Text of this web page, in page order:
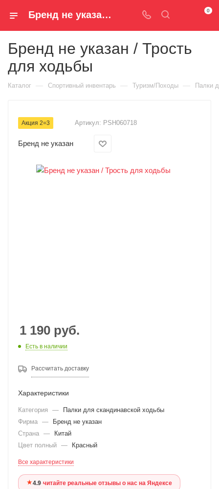
Бренд не указан / Трость для ходьбы PSH060718 — купить за 1 190 руб. ₽ в Spm-Shop.ru | Хумтто.РФ - Спорт+Мода 0
Бренд не указан / Трость
для ходьбы
Каталог — Спортивный инвентарь — Туризм/Походы — Палки
Акция 2=3 Артикул: PSH060718
Бренд не указан
1 190 руб.
Есть в наличии
Рассчитать доставку
Характеристики
Категория —
Палки для скандинавской ходьбы
Фирма —
Бренд не указан
Страна —
Китай
Цвет полный — Красный
Все характеристики
★4.9·читайте реальные отзывы о нас на Яндексе